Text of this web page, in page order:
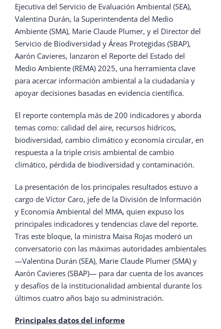
Ejecutiva del Servicio de Evaluación Ambiental (SEA),
Valentina Durán, la Superintendenta del Medio
Ambiente (SMA), Marie Claude Plumer, y el Director del
Servicio de Biodiversidad y Áreas Protegidas (SBAP),
Aarón Cavieres, lanzaron el Reporte del Estado del
Medio Ambiente (REMA) 2025, una herramienta clave
para acercar información ambiental a la ciudadanía y
apoyar decisiones basadas en evidencia científica.
El reporte contempla más de 200 indicadores y aborda
temas como: calidad del aire, recursos hídricos,
biodiversidad, cambio climático y economía circular, en
respuesta a la triple crisis ambiental de cambio
climático, pérdida de biodiversidad y contaminación.
La presentación de los principales resultados estuvo a
cargo de Víctor Caro, jefe de la División de Información
y Economía Ambiental del MMA, quien expuso los
principales indicadores y tendencias clave del reporte.
Tras este bloque, la ministra Maisa Rojas moderó un
conversatorio con las máximas autoridades ambientales
—Valentina Durán (SEA), Marie Claude Plumer (SMA) y
Aarón Cavieres (SBAP)— para dar cuenta de los avances
y desafíos de la institucionalidad ambiental durante los
últimos cuatro años bajo su administración.
Principales datos del informe